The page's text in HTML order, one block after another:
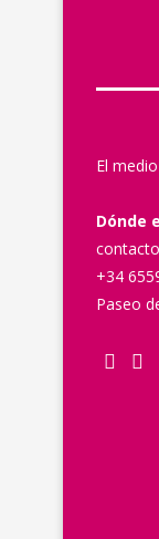
El
Dónde
+34
Paseo